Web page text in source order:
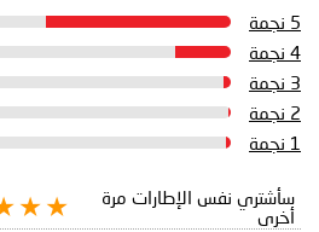
5 نجمة
4 نجمة
3 نجمة
2 نجمة
1 نجمة
سأشتري نفس الإطارات مرة
أخرى